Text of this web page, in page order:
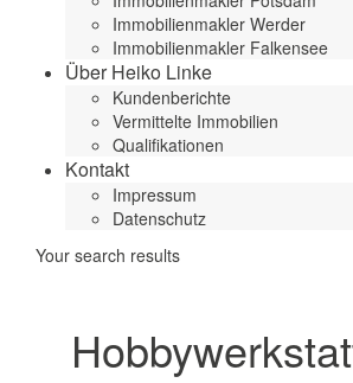
Immobilienmakler Werder
Immobilienmakler Falkensee
Über Heiko Linke
Kundenberichte
Vermittelte Immobilien
Qualifikationen
Kontakt
Impressum
Datenschutz
Your search results